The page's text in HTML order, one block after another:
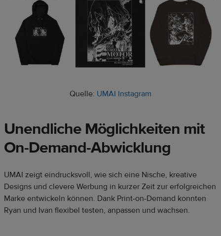
Quelle: UMAI Instagram
Unendliche Möglichkeiten mit
On-Demand-Abwicklung
UMAI zeigt eindrucksvoll, wie sich eine Nische, kreative
Designs und clevere Werbung in kurzer Zeit zur erfolgreichen
Marke entwickeln können. Dank Print-on-Demand konnten
Ryan und Ivan flexibel testen, anpassen und wachsen.